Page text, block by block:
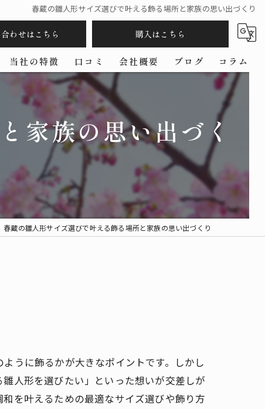
春蔵の雛人形サイズ選びで叶える飾る場所と家族の思い出づくり
わせはこちら 購入はこちら
当社の特徴
五月人形
羽子板
コンパクト
ケース
口コミ 会社概要 ブログ コラム
家族の思い出づく
春蔵の雛人形サイズ選びで叶える飾る場所と家族の思い出づくり
うに飾るかが大きなポイントです。しかし
人形を選びたい」といった想いが交差しが
を叶えるための最適なサイズ選びや飾り方